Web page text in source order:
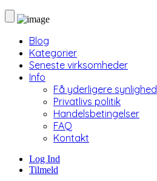
Blog
Kategorier
Seneste virksomheder
Info
Få yderligere synlighed
Privatlivs politik
Handelsbetingelser
FAQ
Kontakt
Log Ind
Tilmeld